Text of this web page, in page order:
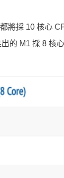
將採 10 核心
的 M1 採 8 核